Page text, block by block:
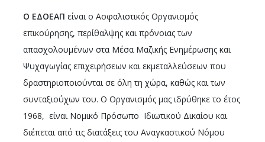
Ο ΕΔΟΕΑΠ είναι ο Ασφαλιστικός Οργανισμός
επικούρησης, περίθαλψης και πρόνοιας των
απασχολουμένων στα Μέσα Μαζικής Ενημέρωσης και
Ψυχαγωγίας επιχειρήσεων και εκμεταλλεύσεων που
δραστηριοποιούνται σε όλη τη χώρα, καθώς και των
συνταξιούχων του. Ο Οργανισμός μας ιδρύθηκε το έτος
1968, είναι Νομικό Πρόσωπο Ιδιωτικού Δικαίου και
διέπεται από τις διατάξεις του Αναγκαστικού Νόμου